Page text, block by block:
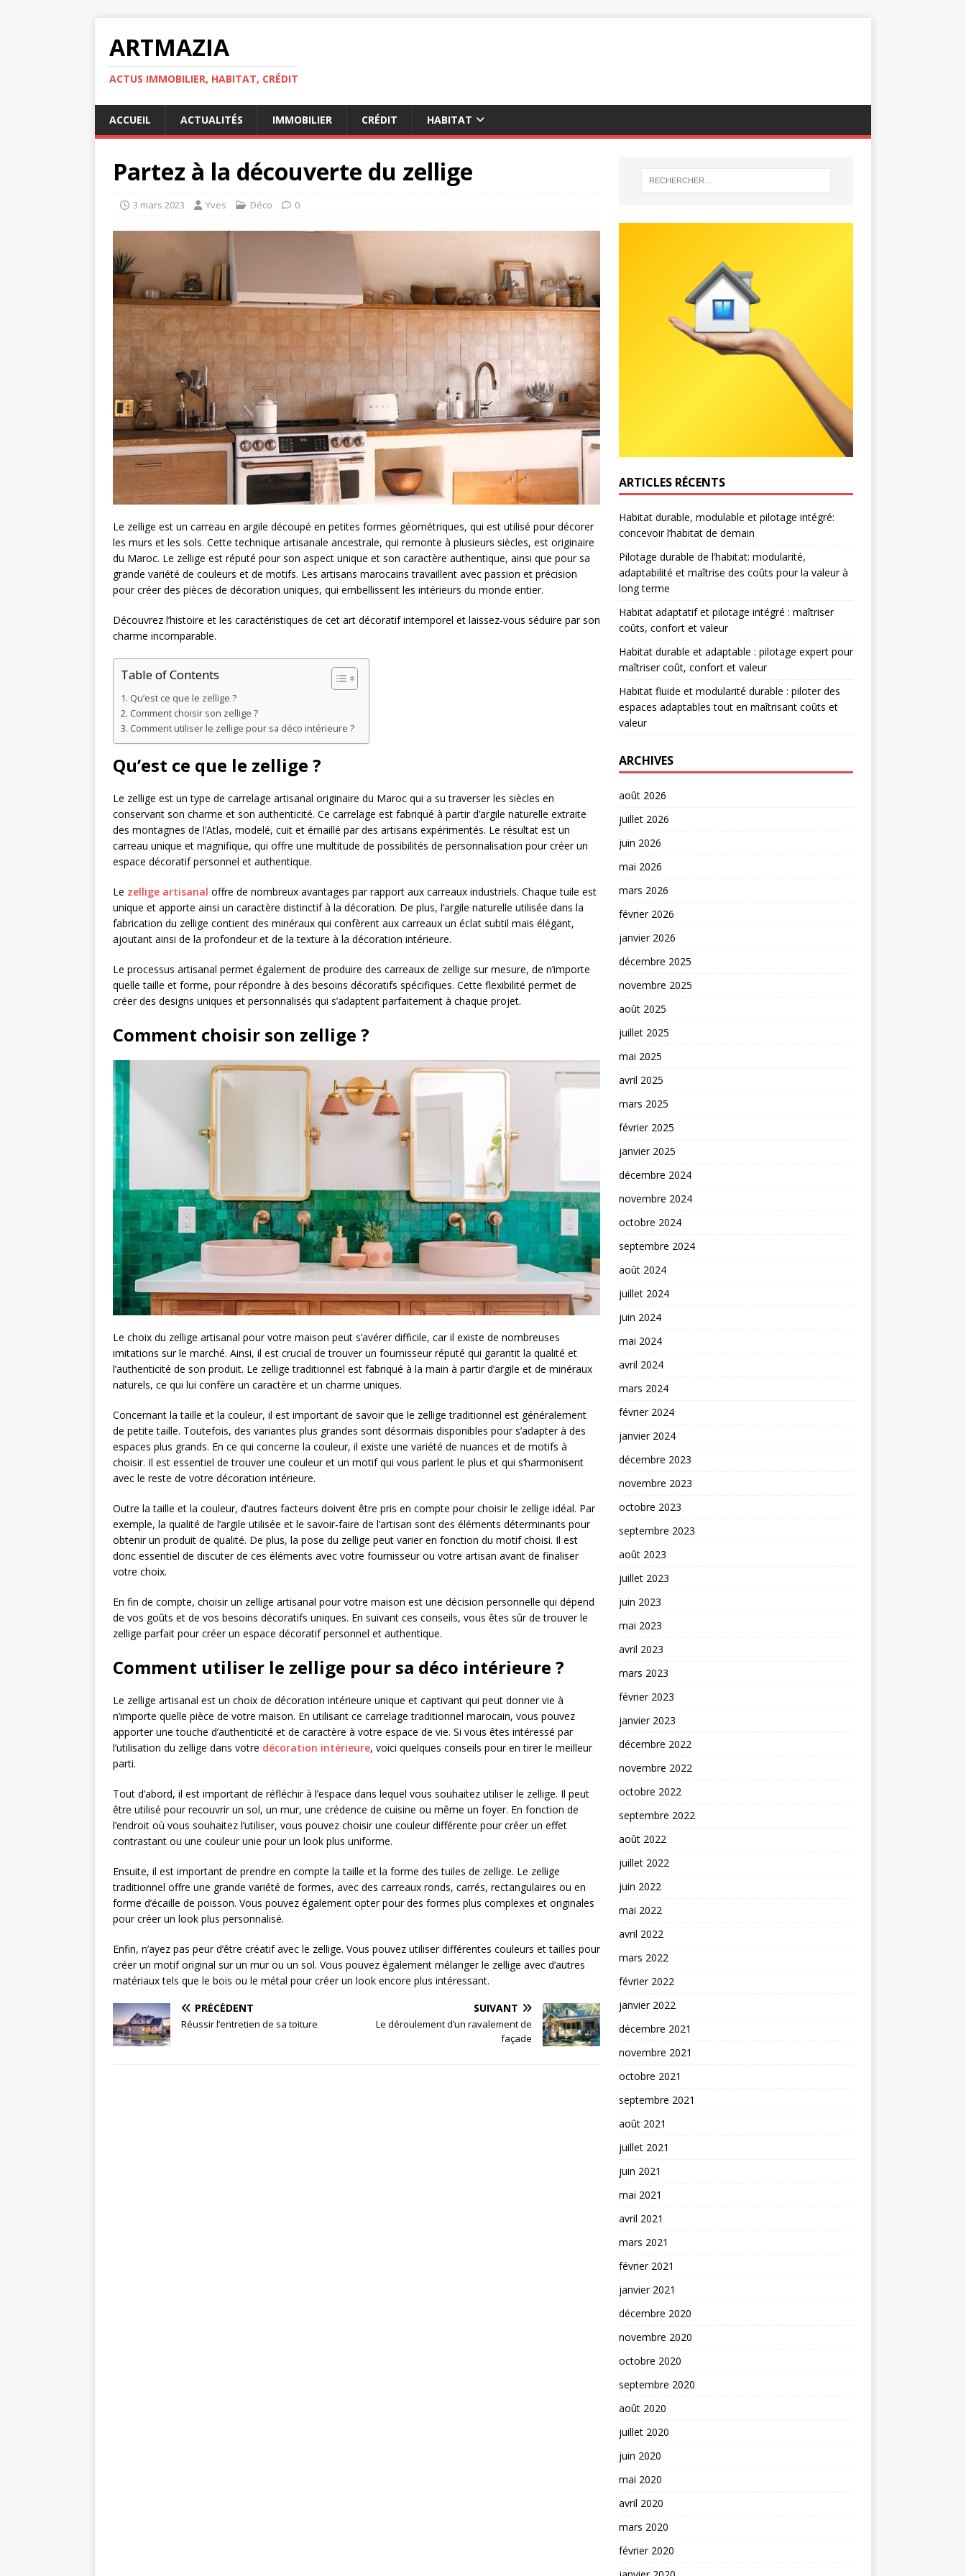
ARTMAZIA
ACTUS IMMOBILIER, HABITAT, CRÉDIT
ACCUEIL ACTUALITÉS IMMOBILIER CRÉDIT HABITAT
Partez à la découverte du zellige
3 mars 2023 Yves Déco 0
Le zellige est un carreau en argile découpé en petites formes géométriques, qui est utilisé pour décorer
les murs et les sols. Cette technique artisanale ancestrale, qui remonte à plusieurs siècles, est originaire
du Maroc. Le zellige est réputé pour son aspect unique et son caractère authentique, ainsi que pour sa
grande variété de couleurs et de motifs. Les artisans marocains travaillent avec passion et précision
pour créer des pièces de décoration uniques, qui embellissent les intérieurs du monde entier.
Découvrez l’histoire et les caractéristiques de cet art décoratif intemporel et laissez-vous séduire par son
charme incomparable.
Table of Contents
Qu’est ce que le zellige ?
Comment choisir son zellige ?
Comment utiliser le zellige pour sa déco intérieure ?
Qu’est ce que le zellige ?
Le zellige est un type de carrelage artisanal originaire du Maroc qui a su traverser les siècles en
conservant son charme et son authenticité. Ce carrelage est fabriqué à partir d’argile naturelle extraite
des montagnes de l’Atlas, modelé, cuit et émaillé par des artisans expérimentés. Le résultat est un
carreau unique et magnifique, qui offre une multitude de possibilités de personnalisation pour créer un
espace décoratif personnel et authentique.
Le zellige artisanal offre de nombreux avantages par rapport aux carreaux industriels. Chaque tuile est
unique et apporte ainsi un caractère distinctif à la décoration. De plus, l’argile naturelle utilisée dans la
fabrication du zellige contient des minéraux qui confèrent aux carreaux un éclat subtil mais élégant,
ajoutant ainsi de la profondeur et de la texture à la décoration intérieure.
Le processus artisanal permet également de produire des carreaux de zellige sur mesure, de n’importe
quelle taille et forme, pour répondre à des besoins décoratifs spécifiques. Cette flexibilité permet de
créer des designs uniques et personnalisés qui s’adaptent parfaitement à chaque projet.
Comment choisir son zellige ?
Le choix du zellige artisanal pour votre maison peut s’avérer difficile, car il existe de nombreuses
imitations sur le marché. Ainsi, il est crucial de trouver un fournisseur réputé qui garantit la qualité et
l’authenticité de son produit. Le zellige traditionnel est fabriqué à la main à partir d’argile et de minéraux
naturels, ce qui lui confère un caractère et un charme uniques.
Concernant la taille et la couleur, il est important de savoir que le zellige traditionnel est généralement
de petite taille. Toutefois, des variantes plus grandes sont désormais disponibles pour s’adapter à des
espaces plus grands. En ce qui concerne la couleur, il existe une variété de nuances et de motifs à
choisir. Il est essentiel de trouver une couleur et un motif qui vous parlent le plus et qui s’harmonisent
avec le reste de votre décoration intérieure.
Outre la taille et la couleur, d’autres facteurs doivent être pris en compte pour choisir le zellige idéal. Par
exemple, la qualité de l’argile utilisée et le savoir-faire de l’artisan sont des éléments déterminants pour
obtenir un produit de qualité. De plus, la pose du zellige peut varier en fonction du motif choisi. Il est
donc essentiel de discuter de ces éléments avec votre fournisseur ou votre artisan avant de finaliser
votre choix.
En fin de compte, choisir un zellige artisanal pour votre maison est une décision personnelle qui dépend
de vos goûts et de vos besoins décoratifs uniques. En suivant ces conseils, vous êtes sûr de trouver le
zellige parfait pour créer un espace décoratif personnel et authentique.
Comment utiliser le zellige pour sa déco intérieure ?
Le zellige artisanal est un choix de décoration intérieure unique et captivant qui peut donner vie à
n’importe quelle pièce de votre maison. En utilisant ce carrelage traditionnel marocain, vous pouvez
apporter une touche d’authenticité et de caractère à votre espace de vie. Si vous êtes intéressé par
l’utilisation du zellige dans votre décoration intérieure, voici quelques conseils pour en tirer le meilleur
parti.
Tout d’abord, il est important de réfléchir à l’espace dans lequel vous souhaitez utiliser le zellige. Il peut
être utilisé pour recouvrir un sol, un mur, une crédence de cuisine ou même un foyer. En fonction de
l’endroit où vous souhaitez l’utiliser, vous pouvez choisir une couleur différente pour créer un effet
contrastant ou une couleur unie pour un look plus uniforme.
Ensuite, il est important de prendre en compte la taille et la forme des tuiles de zellige. Le zellige
traditionnel offre une grande variété de formes, avec des carreaux ronds, carrés, rectangulaires ou en
forme d’écaille de poisson. Vous pouvez également opter pour des formes plus complexes et originales
pour créer un look plus personnalisé.
Enfin, n’ayez pas peur d’être créatif avec le zellige. Vous pouvez utiliser différentes couleurs et tailles pour
créer un motif original sur un mur ou un sol. Vous pouvez également mélanger le zellige avec d’autres
matériaux tels que le bois ou le métal pour créer un look encore plus intéressant.
PRÉCÉDENT
Réussir l’entretien de sa toiture
SUIVANT
Le déroulement d’un ravalement de
façade
ARTICLES RÉCENTS
Habitat durable, modulable et pilotage intégré:
concevoir l’habitat de demain
Pilotage durable de l’habitat: modularité,
adaptabilité et maîtrise des coûts pour la valeur à
long terme
Habitat adaptatif et pilotage intégré : maîtriser
coûts, confort et valeur
Habitat durable et adaptable : pilotage expert pour
maîtriser coût, confort et valeur
Habitat fluide et modularité durable : piloter des
espaces adaptables tout en maîtrisant coûts et
valeur
ARCHIVES
août 2026
juillet 2026
juin 2026
mai 2026
mars 2026
février 2026
janvier 2026
décembre 2025
novembre 2025
août 2025
juillet 2025
mai 2025
avril 2025
mars 2025
février 2025
janvier 2025
décembre 2024
novembre 2024
octobre 2024
septembre 2024
août 2024
juillet 2024
juin 2024
mai 2024
avril 2024
mars 2024
février 2024
janvier 2024
décembre 2023
novembre 2023
octobre 2023
septembre 2023
août 2023
juillet 2023
juin 2023
mai 2023
avril 2023
mars 2023
février 2023
janvier 2023
décembre 2022
novembre 2022
octobre 2022
septembre 2022
août 2022
juillet 2022
juin 2022
mai 2022
avril 2022
mars 2022
février 2022
janvier 2022
décembre 2021
novembre 2021
octobre 2021
septembre 2021
août 2021
juillet 2021
juin 2021
mai 2021
avril 2021
mars 2021
février 2021
janvier 2021
décembre 2020
novembre 2020
octobre 2020
septembre 2020
août 2020
juillet 2020
juin 2020
mai 2020
avril 2020
mars 2020
février 2020